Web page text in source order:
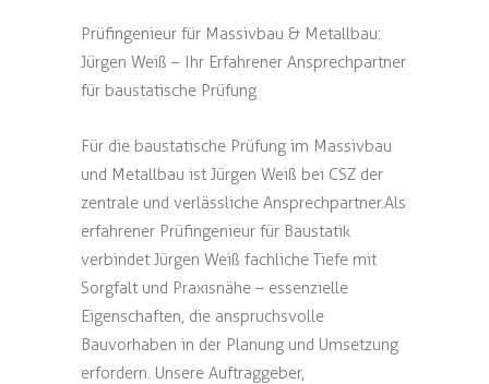
Prüfingenieur für Massivbau & Metallbau:
Jürgen Weiß – Ihr Erfahrener Ansprechpartner
für baustatische Prüfung
Für die baustatische Prüfung im Massivbau
und Metallbau ist Jürgen Weiß bei CSZ der
zentrale und verlässliche Ansprechpartner. Als
erfahrener Prüfingenieur für Baustatik
verbindet Jürgen Weiß fachliche Tiefe mit
Sorgfalt und Praxisnähe – essenzielle
Eigenschaften, die anspruchsvolle
Bauvorhaben in der Planung und Umsetzung
erfordern. Unsere Auftraggeber,